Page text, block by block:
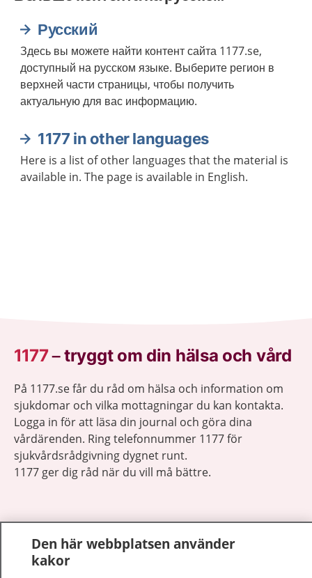
Русский
Здесь вы можете найти контент сайта 1177.se,
доступный на русском языке. Выберите регион в
верхней части страницы, чтобы получить
актуальную для вас информацию.
1177 in other languages
Here is a list of other languages that the material is
available in. The page is available in English.
1177–tryggt om din hälsa och vård
På 1177.se får du råd om hälsa och information om
sjukdomar och vilka mottagningar du kan kontakta.
Logga in för att läsa din journal och göra dina
vårdärenden. Ring telefonnummer 1177 för
sjukvårdsrådgivning dygnet runt.
1177 ger dig råd när du vill må bättre.
1177 på flera språk
Den här webbplatsen använder
kakor